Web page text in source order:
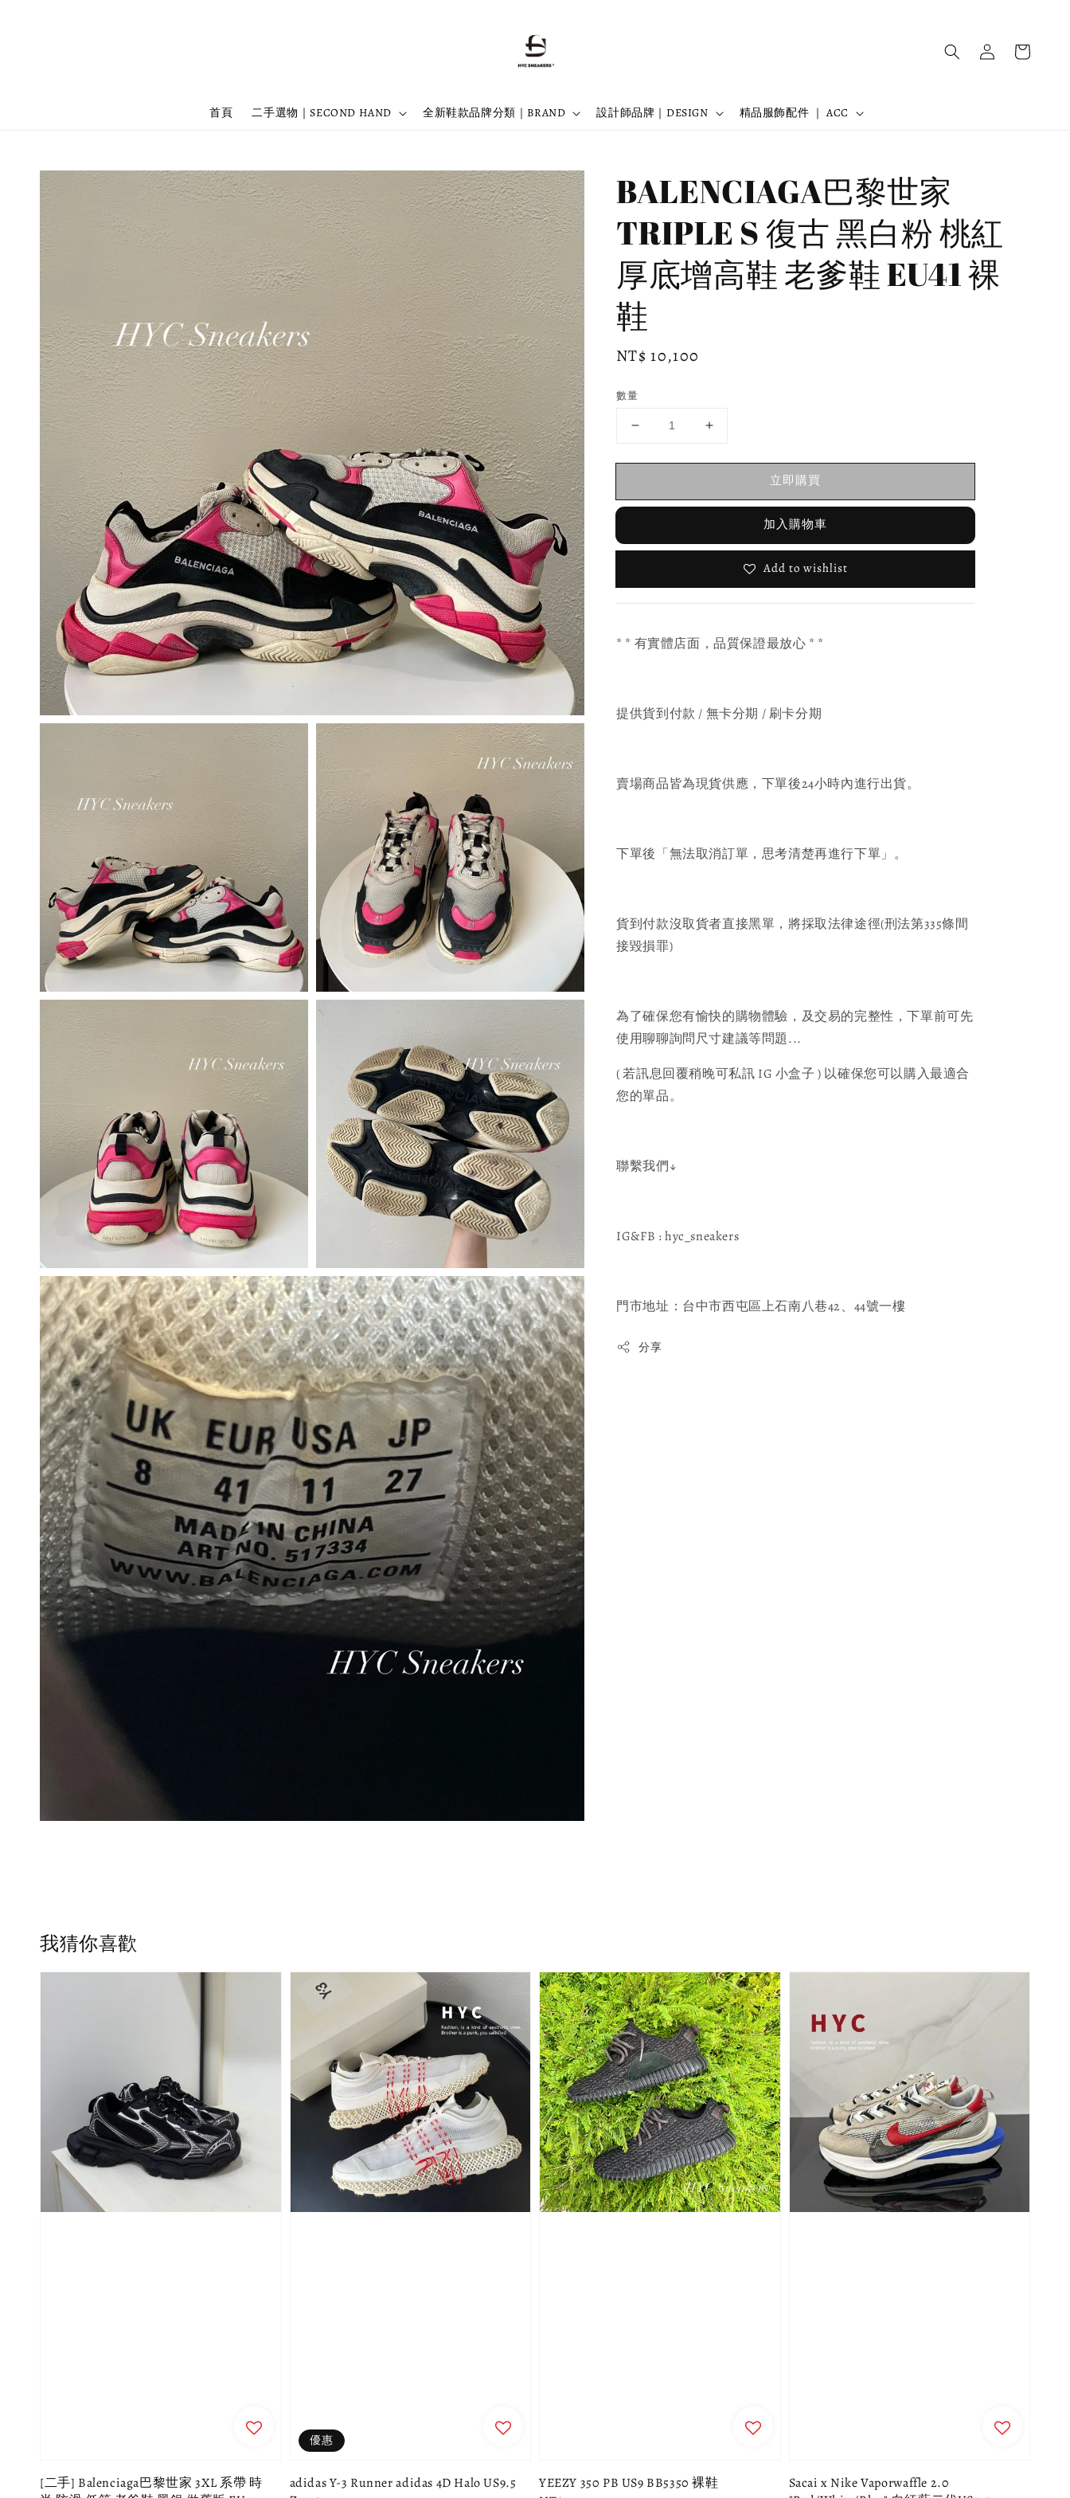
首頁 二手選物｜SECOND HAND 全新鞋款品牌分類｜BRAND 設計師品牌｜DESIGN 精品服飾配件 ｜ ACC
BALENCIAGA巴黎世家
TRIPLE S 復古 黑白粉 桃紅
厚底增高鞋 老爹鞋 EU41 裸
鞋
Regular
NT$ 10,100
數量
立即購買
加入購物車
Add to wishlist
* * 有實體店面，品質保證最放心 * *
提供貨到付款 / 無卡分期 / 刷卡分期
賣場商品皆為現貨供應，下單後24小時內進行出貨。
下單後「無法取消訂單，思考清楚再進行下單」。
貨到付款沒取貨者直接黑單，將採取法律途徑(刑法第335條間
接毀損罪)
為了確保您有愉快的購物體驗，及交易的完整性，下單前可先
使用聊聊詢問尺寸建議等問題...
( 若訊息回覆稍晚可私訊 IG 小盒子 ) 以確保您可以購入最適合
您的單品。
聯繫我們↓
IG&FB : hyc_sneakers
門市地址：台中市西屯區上石南八巷42、44號一樓
分享
我猜你喜歡
[二手] Balenciaga巴黎世家 3XL 系帶 時
優惠
adidas Y-3 Runner adidas 4D Halo US9.5
YEEZY 350 PB US9 BB5350 裸鞋
Sacai x Nike Vaporwaffle 2.0